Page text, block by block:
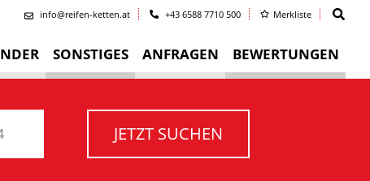
info@reifen-ketten.at +43 6588 7710 500 Merkliste
SONSTIGES ANFRAGEN BEWERTUNGEN
JETZT SUCHEN